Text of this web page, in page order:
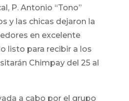
P. Antonio “Tono”
y las chicas dejaron la
en excelente
listo para recibir a los
Chimpay del 25 al
a cabo por el grupo